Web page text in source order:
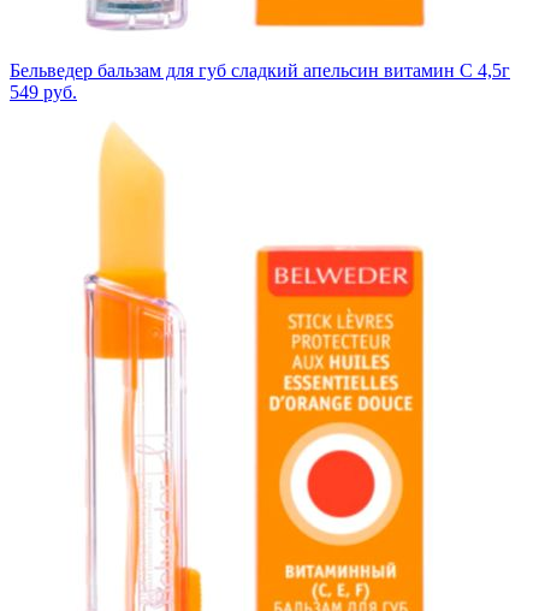
Бельведер бальзам для губ сладкий апельсин витамин С 4,5г
549 руб.